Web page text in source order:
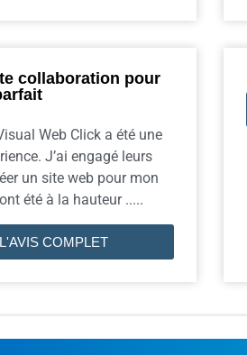
collaboration pour
Web Click a été une
J’ai engagé leurs
un site web pour mon
été à la hauteur .....
COMPLET